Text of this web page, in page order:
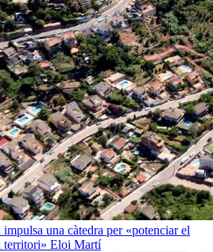
una càtedra per «potenciar el
territori» Eloi Martí